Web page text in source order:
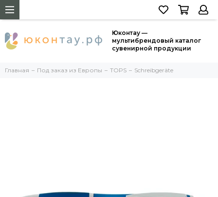
Юконтау —
мультибрендовый каталог
сувенирной продукции
Главная Под заказ из Европы TOPS Schreibgeräte